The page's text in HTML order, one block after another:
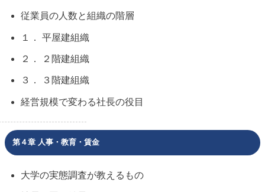
従業員の人数と組織の階層
１． 平屋建組織
２． ２階建組織
３． ３階建組織
経営規模で変わる社長の役目
第４章 人事・教育・賃金
大学の実態調査が教えるもの